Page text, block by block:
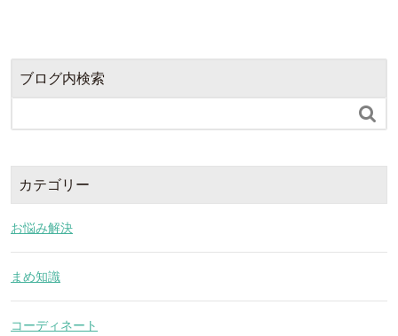
ブログ内検索

カテゴリー
お悩み解決
まめ知識
コーディネート